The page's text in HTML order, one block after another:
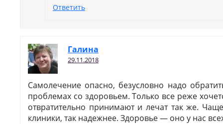
Ответить
Галина
29.11.2018
Самолечение опасно, безусловно надо
проблемах со здоровьем. Только все реже
отвратительно принимают и лечат так же.
клиники, так надежнее. Здоровье — оно у нас